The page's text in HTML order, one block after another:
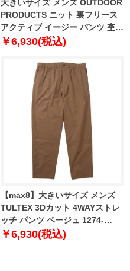
大きいサイズ メンズ OUTDOOR
PRODUCTS ニット 裏フリース
アクティブ イージー パンツ 杢ネ
イビー 1254-4340-1 3L 4L 5L
￥6,930(税込)
【max8】大きいサイズ メンズ
TULTEX 3Dカット 4WAYストレ
ッチ パンツ ベージュ 1274-
4395-1 3L 4L 5L 6L 7L 8L
￥6,930(税込)